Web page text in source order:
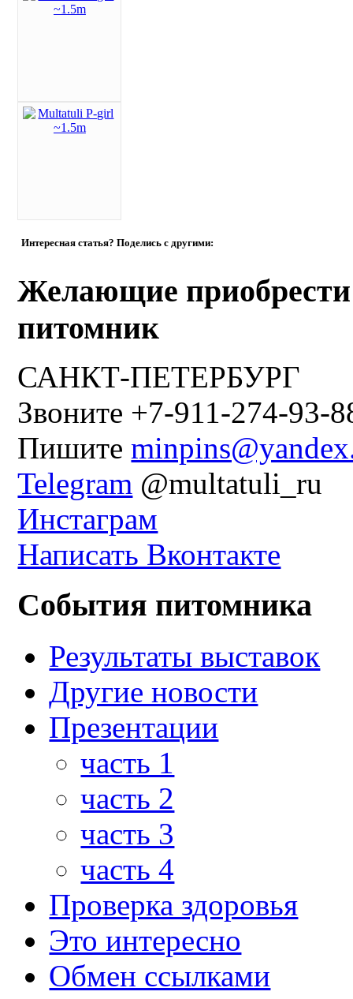
Интересная статья? Поделись с другими:
Желающие
питомник
САНКТ-ПЕТЕРБУРГ
Звоните +7-911-274-93-
Пишите
Telegram @multatuli_ru
Инстаграм
Написать Вконтакте
События питомника
Результаты выставок
Другие новости
Презентации
часть 1
часть 2
часть 3
часть 4
Проверка здоровья
Это интересно
Обмен ссылками